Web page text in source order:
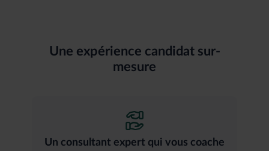
Une expérience candidat sur-
mesure
Un consultant expert qui vous coache